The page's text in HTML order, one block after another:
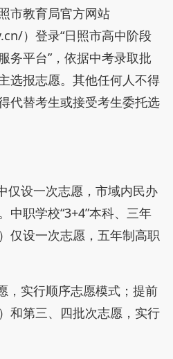
市教育局官方网站
）登录“日照市高中阶段
务平台”，依据中考录取批
选报志愿。其他任何人不得
代替考生或接受考生委托选
仅设一次志愿，市域内民办
中职学校“3+4”本科、三年
仅设一次志愿，五年制高职
，实行顺序志愿模式；提前
和第三、四批次志愿，实行